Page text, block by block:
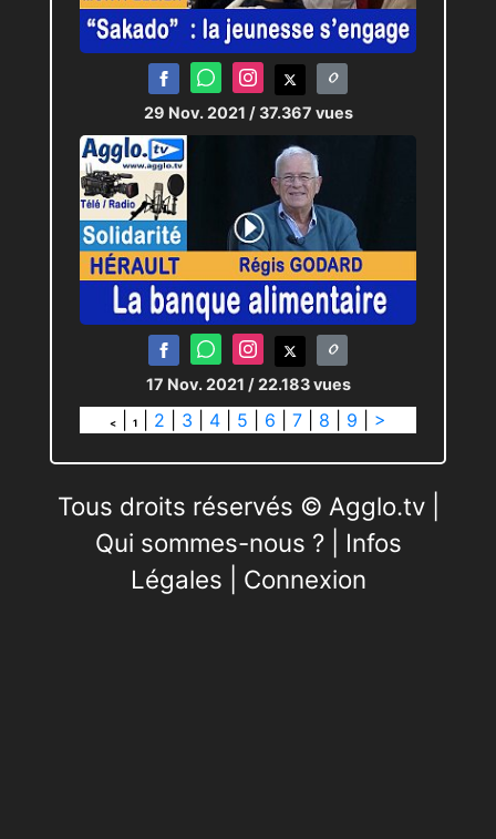
29 Nov. 2021 / 37.367 vues
17 Nov. 2021 / 22.183 vues
< 1 2 3 4 5 6 7 8 9 >
Tous droits réservés © Agglo.tv |
Qui sommes-nous ?| Infos
Légales
Connexion